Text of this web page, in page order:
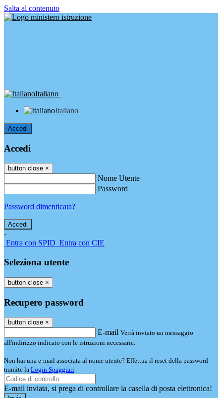
Salta al contenuto
Italiano
Italiano
Accedi
Accedi
button close ×
Nome Utente
Password
Password dimenticata?
-
Entra con SPID Entra con CIE
Seleziona utente
button close ×
Recupero password
button close ×
E-mail Verrà inviato un messaggio
all'indirizzo indicato con le istruzioni necessarie.
Non hai una e-mail associata al nome utente? Effettua il reset della password
tramite la Login Spaggiari
E-mail inviata, si prega di controllare la casella di posta elettronica!